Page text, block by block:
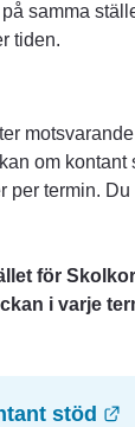
samma
tiden.
om
per termin.
för
i varje
stöd